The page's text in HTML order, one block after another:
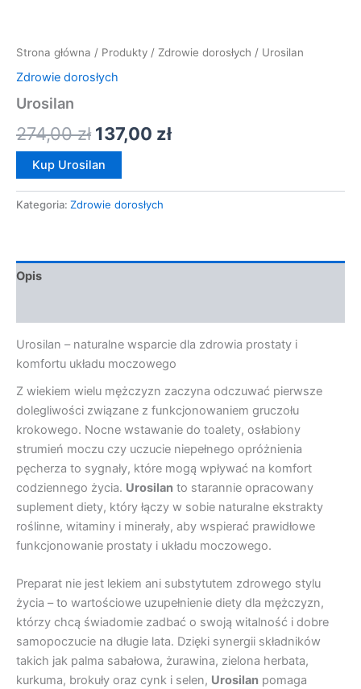
Strona główna / Produkty / Zdrowie dorosłych / Urosilan
Zdrowie dorosłych
Urosilan
274,00zł 137,00 zł
Kup Urosilan
Kategoria: Zdrowie dorosłych
Opis
Urosilan – naturalne wsparcie dla zdrowia prostaty i
komfortu układu moczowego
Z wiekiem wielu mężczyzn zaczyna odczuwać pierwsze
dolegliwości związane z funkcjonowaniem gruczołu
krokowego. Nocne wstawanie do toalety, osłabiony
strumień moczu czy uczucie niepełnego opróżnienia
pęcherza to sygnały, które mogą wpływać na komfort
codziennego życia. Urosilan to starannie opracowany
suplement diety, który łączy w sobie naturalne ekstrakty
roślinne, witaminy i minerały, aby wspierać prawidłowe
funkcjonowanie prostaty i układu moczowego.
Preparat nie jest lekiem ani substytutem zdrowego stylu
życia – to wartościowe uzupełnienie diety dla mężczyzn,
którzy chcą świadomie zadbać o swoją witalność i dobre
samopoczucie na długie lata. Dzięki synergii składników
takich jak palma sabałowa, żurawina, zielona herbata,
kurkuma, brokuły oraz cynk i selen, Urosilan pomaga